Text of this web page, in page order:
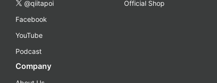
@qiitapoi
Facebook
YouTube
Podcast
Official Shop
Company